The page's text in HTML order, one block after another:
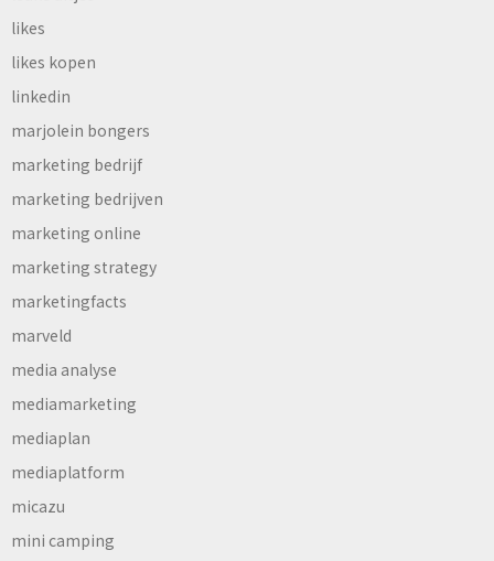
likes
likes kopen
linkedin
marjolein bongers
marketing bedrijf
marketing bedrijven
marketing online
marketing strategy
marketingfacts
marveld
media analyse
mediamarketing
mediaplan
mediaplatform
micazu
mini camping